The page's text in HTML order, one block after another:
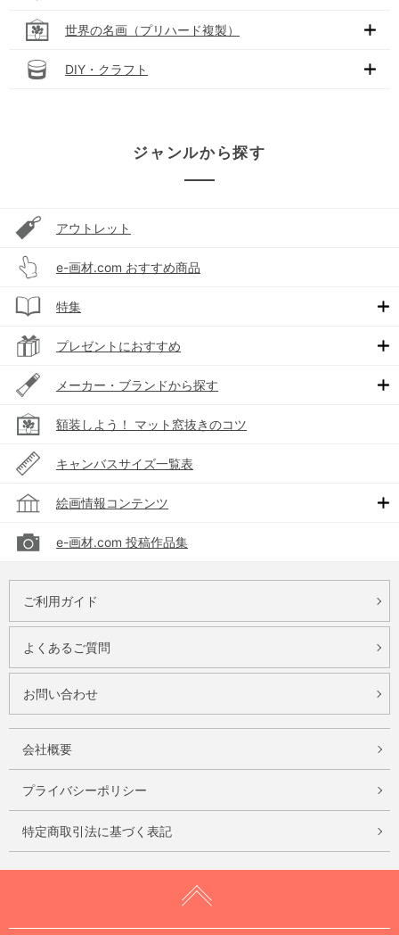
世界の名画（プリハード複製）
DIY・クラフト
ジャンルから探す
アウトレット
e-画材.com おすすめ商品
特集
プレゼントにおすすめ
メーカー・ブランドから探す
額装しよう！ マット窓抜きのコツ
キャンバスサイズ一覧表
絵画情報コンテンツ
e-画材.com 投稿作品集
ご利用ガイド
よくあるご質問
お問い合わせ
会社概要
プライバシーポリシー
特定商取引法に基づく表記